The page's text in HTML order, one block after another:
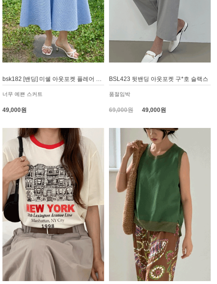
bsk182 [밴딩] 미쉘 아웃포켓 플레어 훌 스커트
너무 예쁜 스커트
49,000원
BSL423 뒷밴딩 아웃포켓 구*호 슬랙스
품절임박
69,000원49,000원